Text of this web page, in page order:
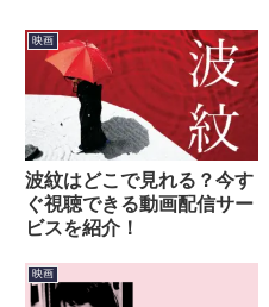
映画
波紋はどこで見れる？今す
ぐ視聴できる動画配信サー
ビスを紹介！
映画